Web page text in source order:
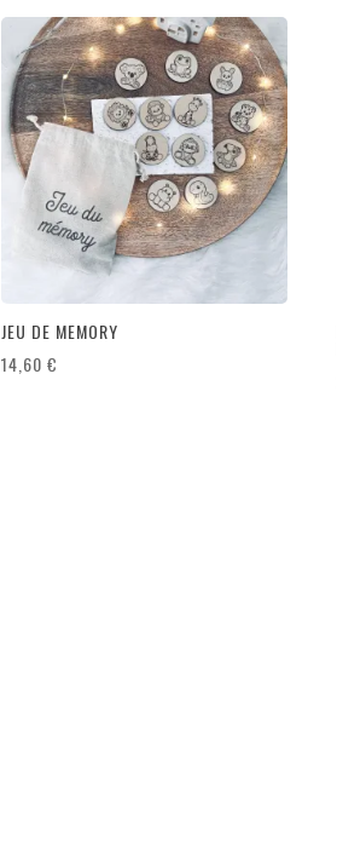
JEU DE MEMORY
14,60€